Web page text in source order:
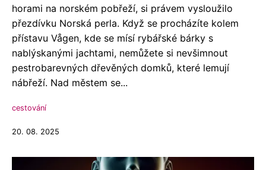
horami na norském pobřeží, si právem vysloužilo
přezdívku Norská perla. Když se procházíte kolem
přístavu Vågen, kde se mísí rybářské bárky s
nablýskanými jachtami, nemůžete si nevšimnout
pestrobarevných dřevěných domků, které lemují
nábřeží. Nad městem se...
cestování
20. 08. 2025